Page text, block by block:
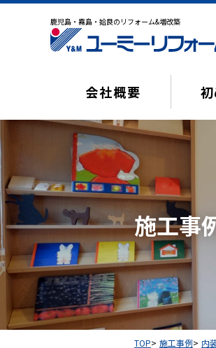
鹿児島・霧島・姶良のリフォーム&増改築
会社概要
施工事
TOP 施工事例 内